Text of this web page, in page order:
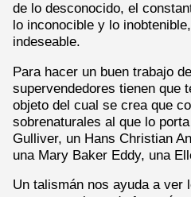
de lo desconocido, el
lo inconocible y lo
indeseable.
Para hacer un buen trabajo
supervendedores tienen que
objeto del cual se crea que
sobrenaturales al que lo
Gulliver, un Hans Christian
una Mary Baker Eddy, una
Un talismán nos ayuda a